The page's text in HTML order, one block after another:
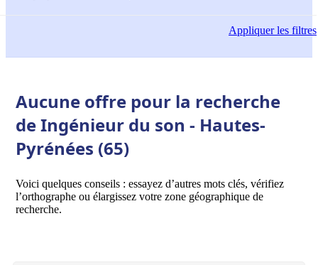
Appliquerles filtres
Aucune offre pour la recherche
de Ingénieur du son - Hautes-
Pyrénées (65)
Voici quelques conseils : essayez d’autres mots clés, vérifiez
l’orthographe ou élargissez votre zone géographique de
recherche.